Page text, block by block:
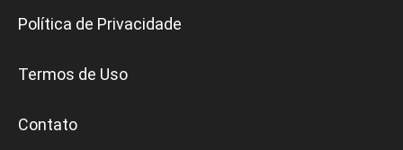
Política de Privacidade
Termos de Uso
Contato